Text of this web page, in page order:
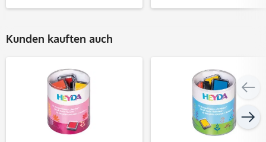
Kunden kauften auch